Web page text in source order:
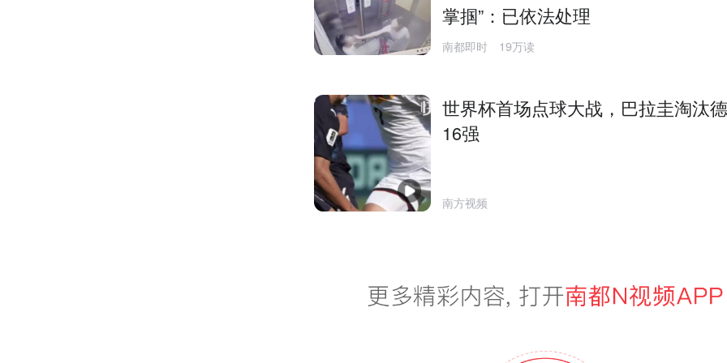
掌掴”：已依法处理
南都即时 19万读
世界杯首场点球大战，巴拉圭淘汰
16强
南方视频